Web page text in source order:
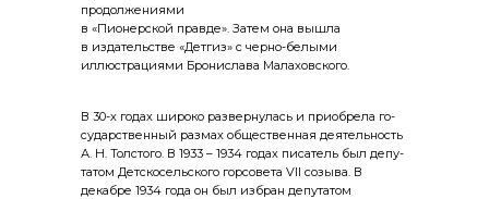
В 30-х годах широко развернулась и приобрела го­
сударственный размах общественная деятельность
А. Н. Толстого. В 1933 – 1934 годах писатель был депу­
татом Детскосельского горсовета VII созыва. В
декабре 1934 года он был избран депутатом
продолжениями
в «Пионерской правде». Затем она вышла
в издательстве «Детгиз» с черно-белыми
иллюстрациями Бронислава Малаховского.